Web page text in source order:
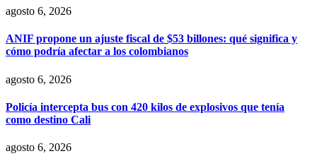
agosto 6, 2026
ANIF propone un ajuste fiscal de $53 billones: qué significa y
cómo podría afectar a los colombianos
agosto 6, 2026
Policía intercepta bus con 420 kilos de explosivos que tenía
como destino Cali
agosto 6, 2026